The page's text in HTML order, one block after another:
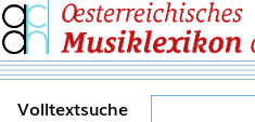
Volltextsuche